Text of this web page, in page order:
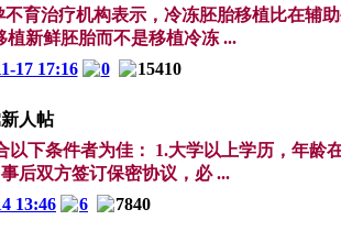
育治疗机构表示，冷冻胚胎移植比在辅
新鲜胚胎而不是移植冷冻 ...
17 17:16 0 15410
下条件者为佳： 1.大学以上学历，年龄
后双方签订保密协议，必 ...
13:46 6 7840